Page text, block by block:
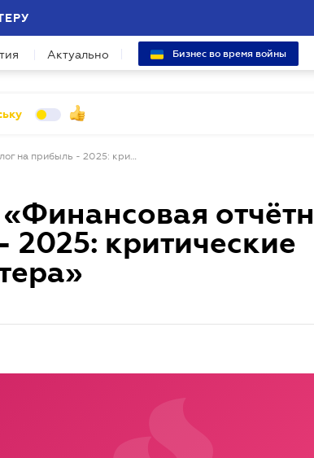
Актуально Бизнес во время войны
Бесплатый вебинар: «Финансовая отчётность и налог на прибыль - 2025: критические моменты для бухгалтера»
2025: критические